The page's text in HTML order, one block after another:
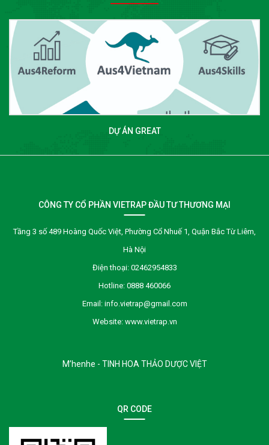
DỰ ÁN GREAT
CÔNG TY CỔ PHẦN VIETRAP ĐẦU TƯ THƯƠNG MẠI
Tầng 3 số 489 Hoàng Quốc Việt, Phường Cổ Nhuế 1, Quận Bắc Từ Liêm,
Hà Nội
Điện thoại:02462954833
Hotline: 0888 460066
Email:info.vietrap@gmail.com
Website:www.vietrap.vn
M’henhe - TINH HOA THẢO DƯỢC VIỆT
QR CODE